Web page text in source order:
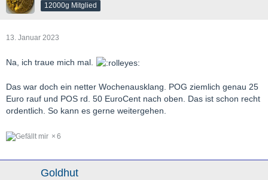
12000g Mitglied
13. Januar 2023
Na, ich traue mich mal.
Das war doch ein netter Wochenausklang. POG ziemlich genau 25
Euro rauf und POS rd. 50 EuroCent nach oben. Das ist schon recht
ordentlich. So kann es gerne weitergehen.
6
Goldhut